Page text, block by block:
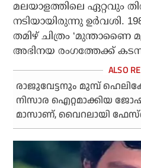
മലയാളത്തിലെ ഏറ്റവും
നടിയായിരുന്നു ഉർവശി.
തമിഴ് ചിത്രം ‘മുന്താണൈ
അഭിനയ രംഗത്തേക്ക്
രാജുവേട്ടനും മുമ്പ്
നിസാര ഐറ്റമാക്കിയ
മാസാണ്, വൈറലായി